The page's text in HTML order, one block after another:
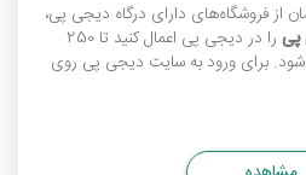
5 میلیون تومان از فروشگاه‌های دارای درگاه دیجی پی،
پی
را در دیجی پی اعمال کنید تا 250
شود. برای ورود به سایت دیجی پی روی